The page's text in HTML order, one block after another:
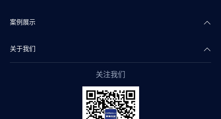
智能传感
智慧物联
智慧实验室
智慧水务
公司新闻
产品干货
案例展示
智慧地产案例
关于我们
关注我们